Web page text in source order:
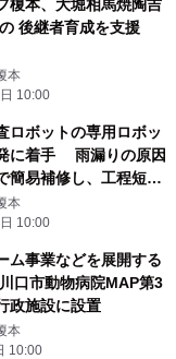
榎本、大堀相馬焼陶吉
後継者育成を支援
本
10:00
ロボットの専用ロボッ
に着手 雨漏りの原因
簡易補修し、工程短縮
本
10:00
ム事業などを展開する
口市動物病院MAP第3
政施設に設置
本
10:00